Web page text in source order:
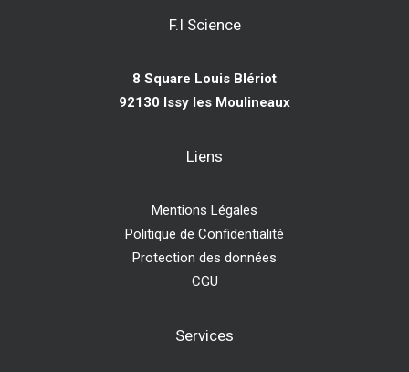
F.I Science
8 Square Louis Blériot
92130 Issy les Moulineaux
Liens
Mentions Légales
Politique de Confidentialité
Protection des données
CGU
Services